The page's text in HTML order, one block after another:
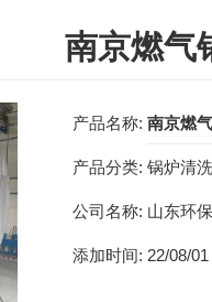
南京燃气
产品名称: 南京燃
产品分类: 锅炉清洗
公司名称: 山东环
添加时间: 22/08/01